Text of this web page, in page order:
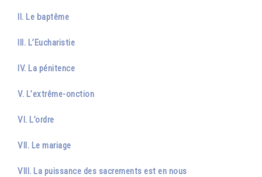
II. Le baptême
III. L’Eucharistie
IV. La pénitence
V. L’extrême-onction
VI. L’ordre
VII. Le mariage
VIII. La puissance des sacrements est en nous